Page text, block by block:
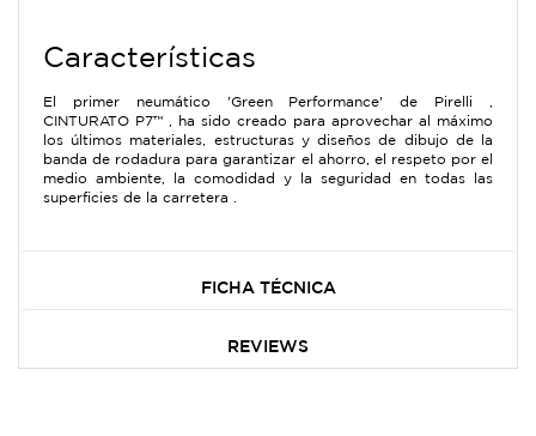
Características
El primer neumático 'Green Performance' de Pirelli ,
CINTURATO P7™ , ha sido creado para aprovechar al máximo
los últimos materiales, estructuras y diseños de dibujo de la
banda de rodadura para garantizar el ahorro, el respeto por el
medio ambiente, la comodidad y la seguridad en todas las
superficies de la carretera .
FICHA TÉCNICA
REVIEWS